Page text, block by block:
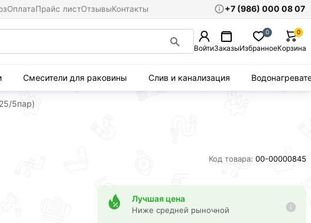
ОплатаПрайс листОтзывыКонтакты +7 (986) 000 08 07
ВойтиЗаказыИзбранное
0
Корзина
0
Смесители для раковины Слив и канализация
5пар)
Код товара: 00-00000845
Лучшая цена
Ниже средней рыночной